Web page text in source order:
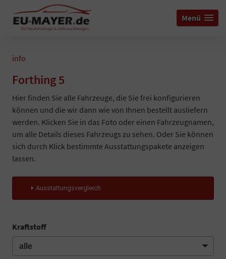
Menü
info
Forthing 5
Hier finden Sie alle Fahrzeuge, die Sie frei konfigurieren
können und die wir dann wie von Ihnen bestellt ausliefern
werden. Klicken Sie in das Foto oder einen Fahrzeugnamen,
um alle Details dieses Fahrzeugs zu sehen. Oder Sie können
sich durch Klick bestimmte Ausstattungspakete anzeigen
lassen.
Ausstattungsvergleich
Kraftstoff